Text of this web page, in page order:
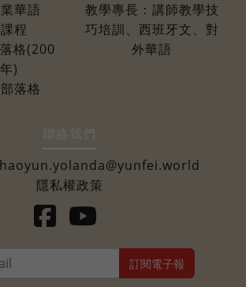
華語
程
格(200
)
落格
教學專長：講師教學技
巧培訓、西班牙文、對
外華語
聯絡我們
隱私權政策
訂閱電子報